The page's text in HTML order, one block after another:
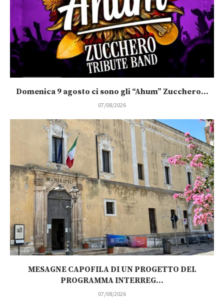
Domenica 9 agosto ci sono gli “Ahum” Zucchero...
07/08/2026
MESAGNE CAPOFILA DI UN PROGETTO DEL
PROGRAMMA INTERREG...
07/08/2026